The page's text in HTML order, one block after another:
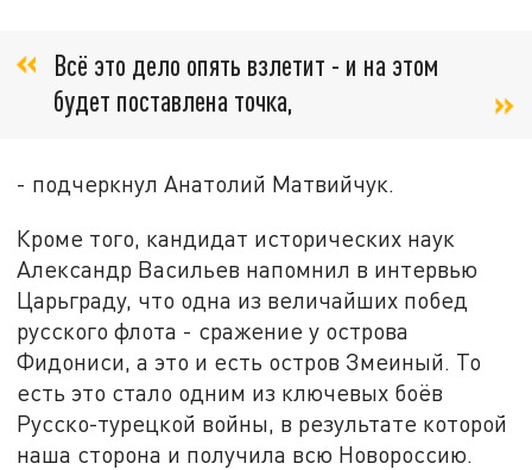
Всё это дело опять взлетит - и на этом
будет поставлена точка,
- подчеркнул Анатолий Матвийчук.
Кроме того, кандидат исторических наук
Александр Васильев напомнил в интервью
Царьграду, что одна из величайших побед
русского флота - сражение у острова
Фидониси, а это и есть остров Змеиный. То
есть это стало одним из ключевых боёв
Русско-турецкой войны, в результате которой
наша сторона и получила всю Новороссию.